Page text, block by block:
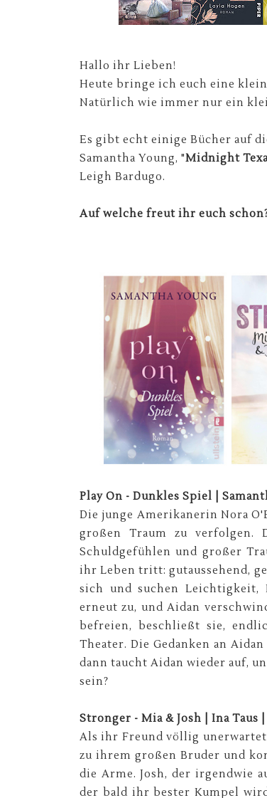
Hallo ihr Lieben!
Heute bringe ich euch eine
Natürlich wie immer nur ein
Es gibt echt einige Bücher auf
Samantha Young, "Midnight
Leigh Bardugo.
Auf welche freut ihr euch
Play On - Dunkles Spiel |
Die junge Amerikanerin Nora
großen Traum zu verfolgen.
Schuldgefühlen und großer
ihr Leben tritt: gutaussehend,
sich und suchen Leichtigkeit,
erneut zu, und Aidan
befreien, beschließt sie,
Theater. Die Gedanken an
dann taucht Aidan wieder auf,
sein?
Stronger - Mia & Josh | Ina Taus |
Als ihr Freund völlig
zu ihrem großen Bruder und
die Arme. Josh, der irgendwie
der bald ihr bester Kumpel